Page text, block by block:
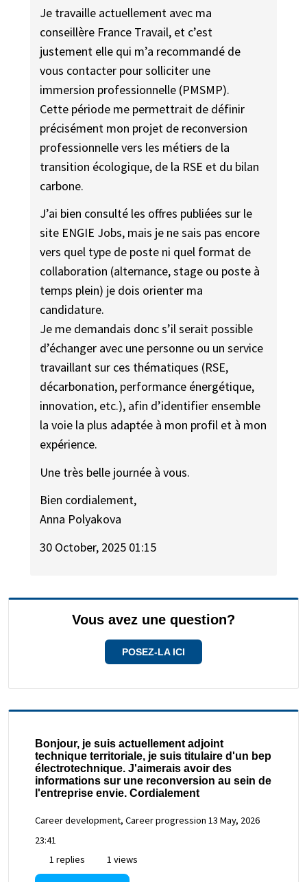
Je travaille actuellement avec ma
conseillère France Travail, et c’est
justement elle qui m’a recommandé de
vous contacter pour solliciter une
immersion professionnelle (PMSMP).
Cette période me permettrait de définir
précisément mon projet de reconversion
professionnelle vers les métiers de la
transition écologique, de la RSE et du bilan
carbone.
J’ai bien consulté les offres publiées sur le
site ENGIE Jobs, mais je ne sais pas encore
vers quel type de poste ni quel format de
collaboration (alternance, stage ou poste à
temps plein) je dois orienter ma
candidature.
Je me demandais donc s’il serait possible
d’échanger avec une personne ou un service
travaillant sur ces thématiques (RSE,
décarbonation, performance énergétique,
innovation, etc.), afin d’identifier ensemble
la voie la plus adaptée à mon profil et à mon
expérience.
Une très belle journée à vous.
Bien cordialement,
Anna Polyakova
30 October, 2025 01:15
Vous avez une question?
POSEZ-LA ICI
Bonjour, je suis actuellement adjoint
technique territoriale, je suis titulaire d'un bep
électrotechnique. J'aimerais avoir des
informations sur une reconversion au sein de
l'entreprise envie. Cordialement
Career development, Career progression 13 May, 2026
23:41
1 replies
1 views